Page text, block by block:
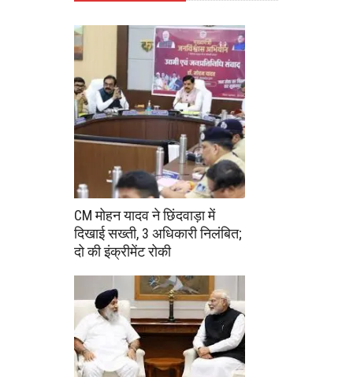
CM मोहन यादव ने छिंदवाड़ा में
दिखाई सख्ती, 3 अधिकारी निलंबित;
दो की इंक्रीमेंट रोकी